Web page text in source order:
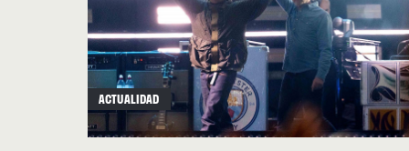
ACTUALIDAD